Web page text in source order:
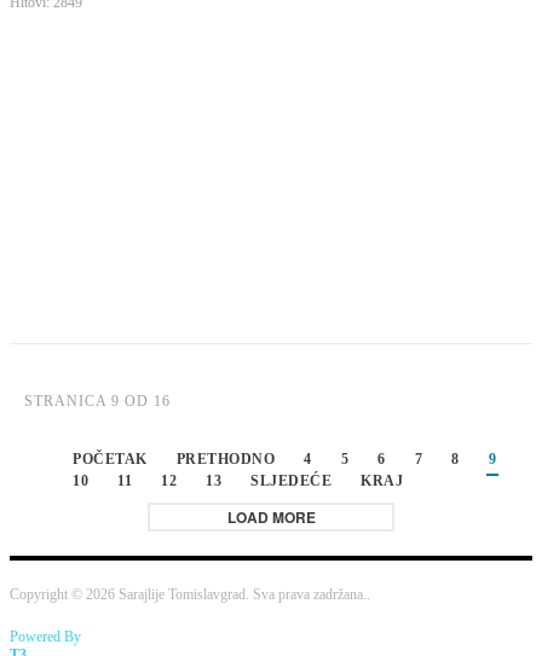
STRANICA 9 OD 16
POČETAK PRETHODNO 4 5 6 7 8
9
10
11 12 13 SLJEDEĆE KRAJ
LOAD MORE
Copyright © 2026 Sarajlije Tomislavgrad. Sva prava zadržana..
Powered By